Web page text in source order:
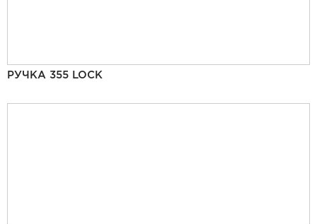
РУЧКА 355 LOCK